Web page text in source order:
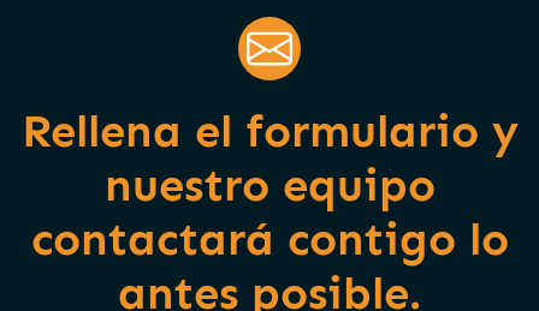
Rellena el formulario y
nuestro equipo
contactará contigo lo
antes posible.